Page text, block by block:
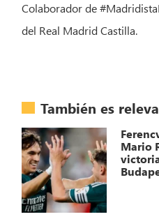
Colaborador de
del Real Madrid Castilla.
También es
Mario